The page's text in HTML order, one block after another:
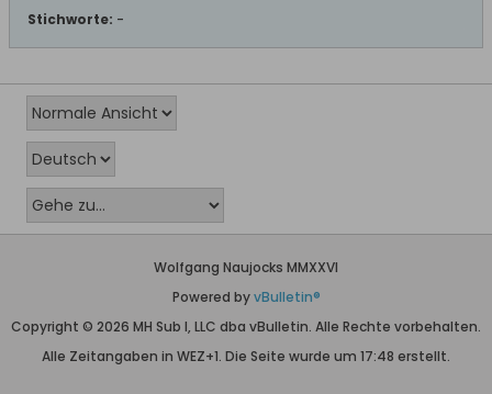
Stichworte: -
Wolfgang Naujocks MMXXVI
Powered byvBulletin®
Copyright © 2026 MH Sub I, LLC dba vBulletin. Alle Rechte vorbehalten.
Alle Zeitangaben in WEZ+1. Die Seite wurde um 17:48 erstellt.